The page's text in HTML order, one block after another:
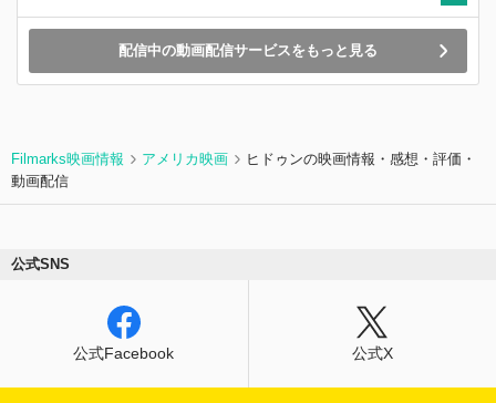
配信中の動画配信サービスをもっと見る
Filmarks映画情報 アメリカ映画
ヒドゥンの映画情報・感想・評価・
動画配信
公式SNS
公式Facebook 公式X